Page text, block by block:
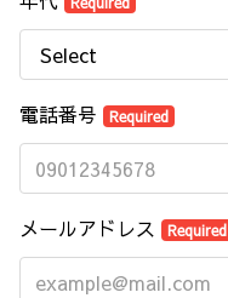
電話番号 Required
メールアドレス Required